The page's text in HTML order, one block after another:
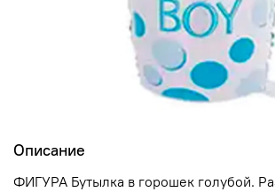
Описание
ФИГУРА Бутылка в горошек голубой.